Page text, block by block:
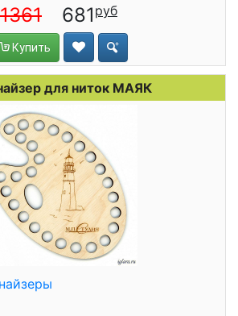
1361 681
Купить
для ниток МАЯК